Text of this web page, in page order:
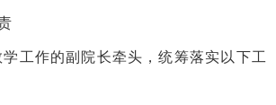
工作的副院长牵头，统筹落实以下工